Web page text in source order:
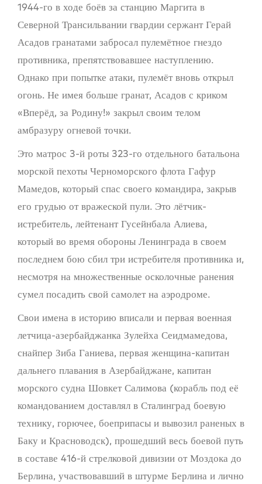
1944-го в ходе боёв за станцию Маргита в
Северной Трансильвании гвардии сержант Герай
Асадов гранатами забросал пулемётное гнездо
противника, препятствовавшее наступлению.
Однако при попытке атаки, пулемёт вновь открыл
огонь. Не имея больше гранат, Асадов с криком
«Вперёд, за Родину!» закрыл своим телом
амбразуру огневой точки.
Это матрос 3-й роты 323-го отдельного батальона
морской пехоты Черноморского флота Гафур
Мамедов, который спас своего командира, закрыв
его грудью от вражеской пули. Это лётчик-
истребитель, лейтенант Гусейнбала Алиева,
который во время обороны Ленинграда в своем
последнем бою сбил три истребителя противника и,
несмотря на множественные осколочные ранения
сумел посадить свой самолет на аэродроме.
Свои имена в историю вписали и первая военная
летчица-азербайджанка Зулейха Сеидмамедова,
снайпер Зиба Ганиева, первая женщина-капитан
дальнего плавания в Азербайджане, капитан
морского судна Шовкет Салимова (корабль под её
командованием доставлял в Сталинград боевую
технику, горючее, боеприпасы и вывозил раненых в
Баку и Красноводск), прошедший весь боевой путь
в составе 416-й стрелковой дивизии от Моздока до
Берлина, участвовавший в штурме Берлина и лично